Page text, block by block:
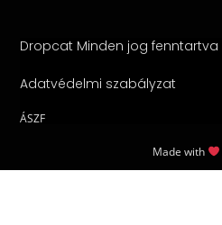
Dropcat Minden jog fenntartva
Adatvédelmi szabályzat
ÁSZF
Made with